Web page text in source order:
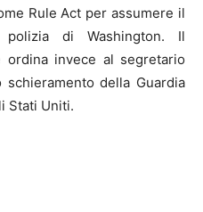
Rule Act per assumere il
di Washington. Il
ordina invece al segretario
della Guardia
Stati Uniti.